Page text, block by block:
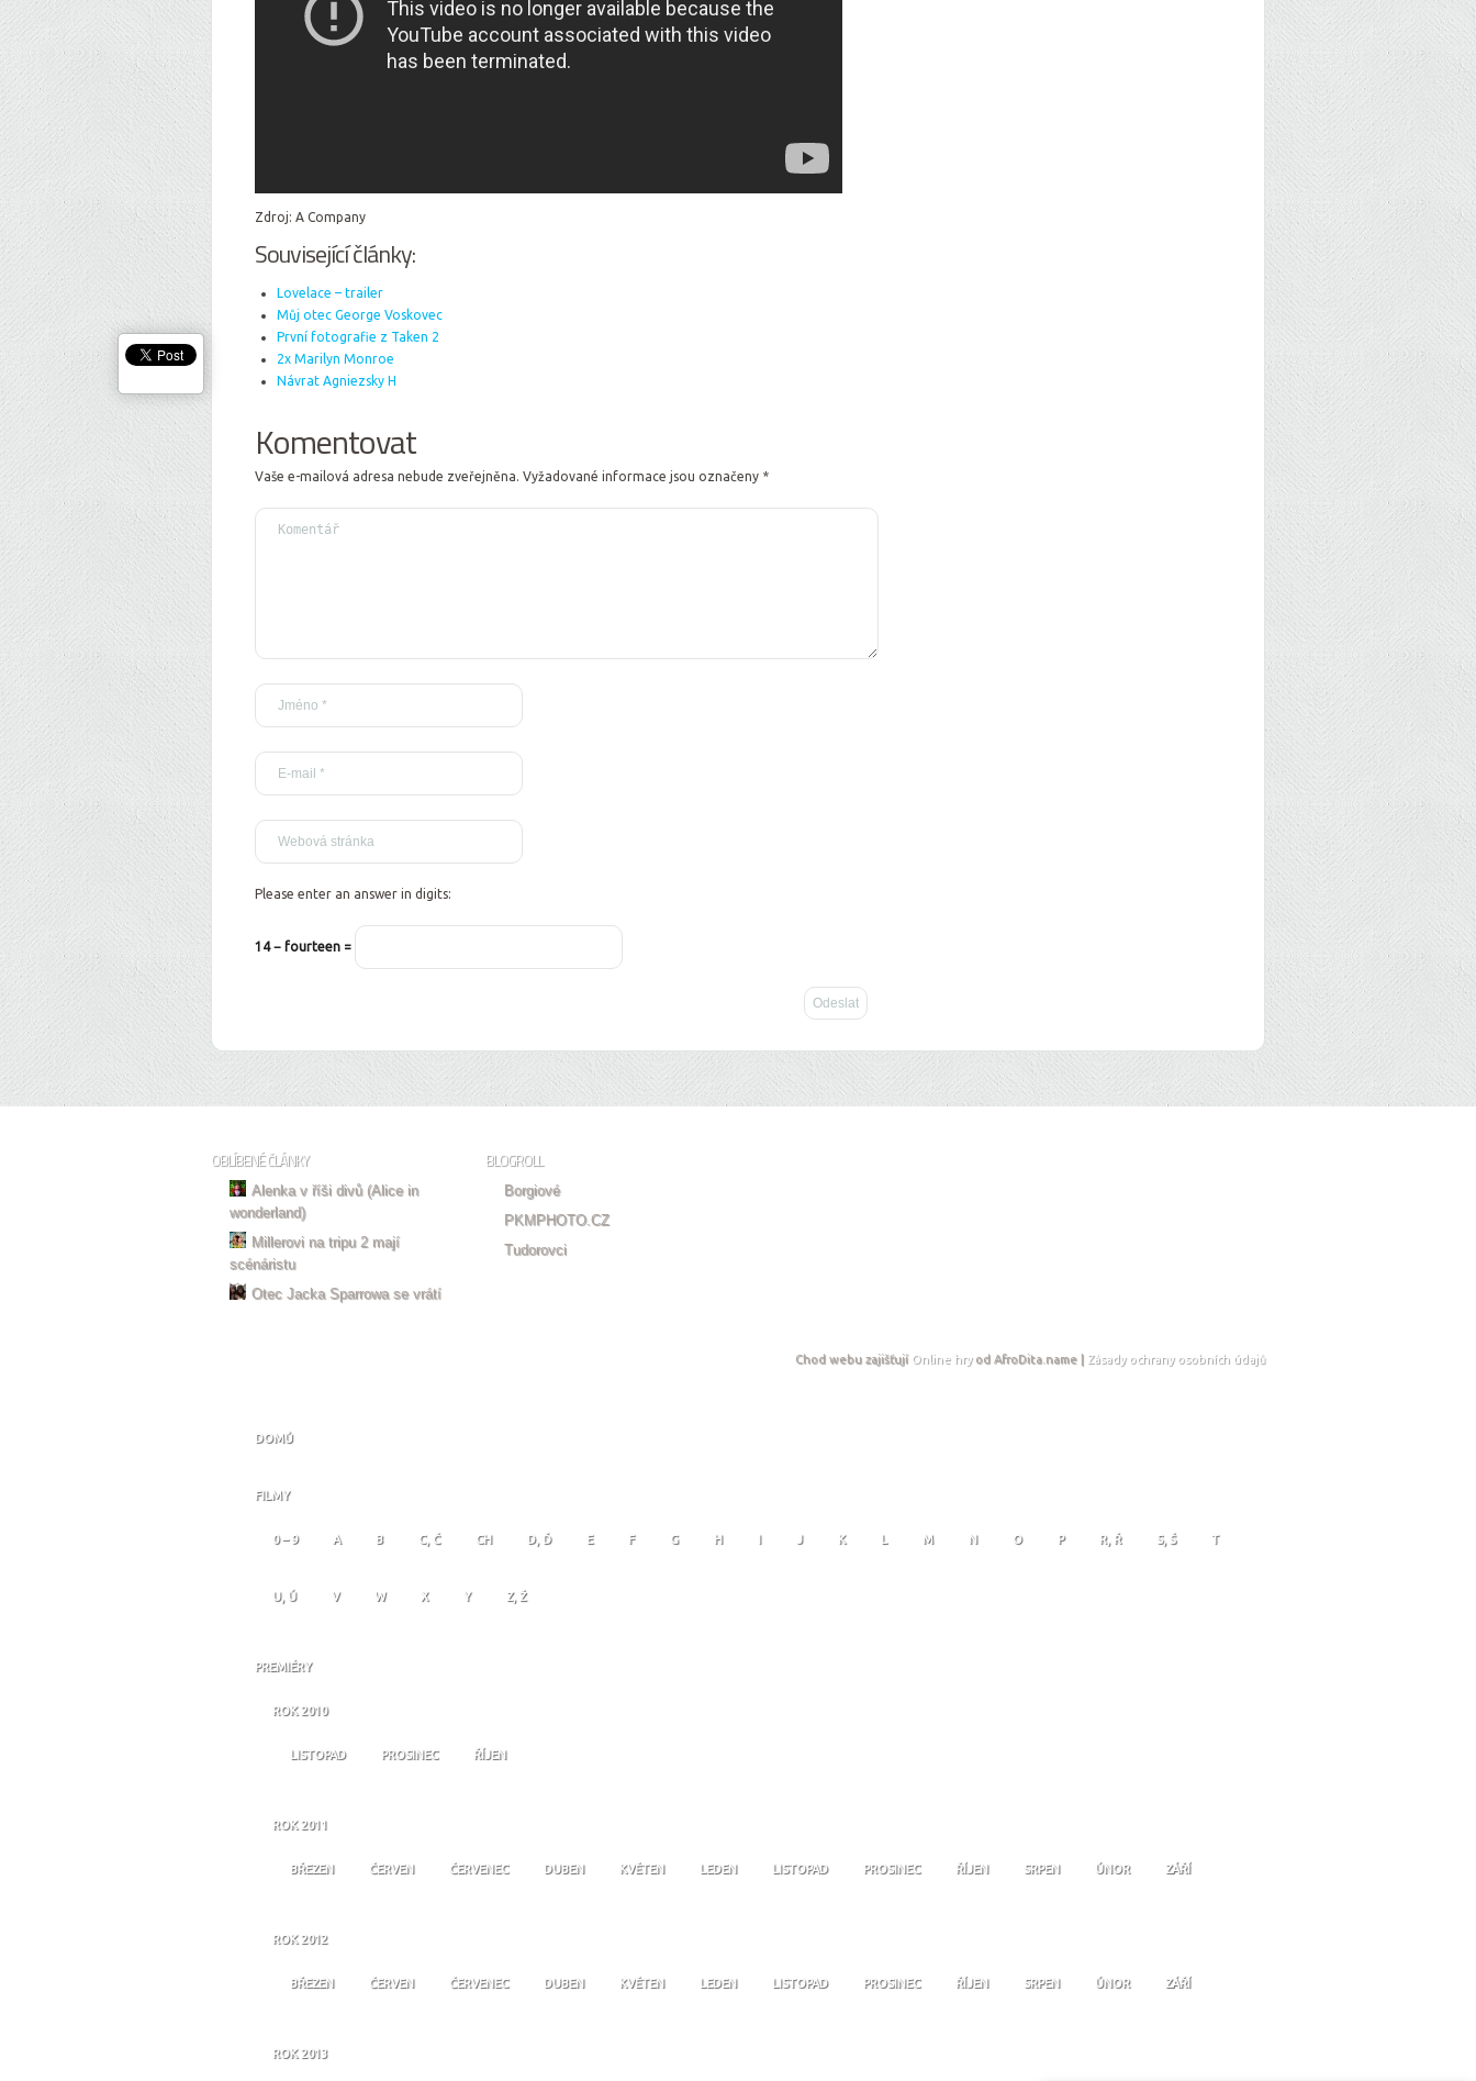
Zdroj: A Company
Související články:
Lovelace – trailer
Můj otec George Voskovec
První fotografie z Taken 2
2x Marilyn Monroe
Návrat Agniezsky H
Komentovat
Vaše e-mailová adresa nebude zveřejněna. Vyžadované informace jsou označeny *
Please enter an answer in digits:
14 − fourteen =
OBLÍBENÉ ČLÁNKY
Alenka v říši divů (Alice in
wonderland)
Millerovi na tripu 2 mají
scénáristu
Otec Jacka Sparrowa se vrátí
BLOGROLL
Borgiové
PKMPHOTO.CZ
Tudorovci
Chod webu zajišťují Online hryod AfroDita.name | Zásady ochrany osobních údajů
DOMŮ
FILMY
0 – 9 A B C, Č CH D, Ď E F G H I J K L M N O P R, Ř S, Š T
U, Ú V W X Y Z, Ž
PREMIÉRY
ROK 2010
LISTOPAD PROSINEC ŘÍJEN
ROK 2011
BŘEZEN ČERVEN ČERVENEC DUBEN KVĚTEN LEDEN LISTOPAD PROSINEC ŘÍJEN SRPEN ÚNOR ZÁŘÍ
ROK 2012
BŘEZEN ČERVEN ČERVENEC DUBEN KVĚTEN LEDEN LISTOPAD PROSINEC ŘÍJEN SRPEN ÚNOR ZÁŘÍ
ROK 2013